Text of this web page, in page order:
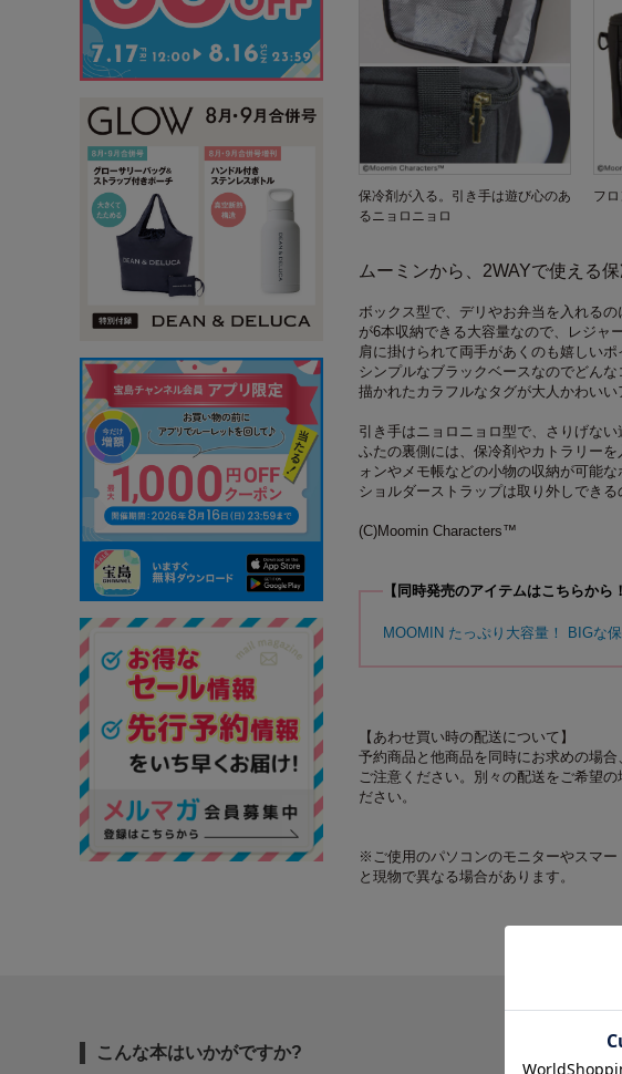
保冷剤が入る。引き手は遊び心のあ
るニョロニョロ
フ
ムーミンから、2WAYで使える
ボックス型で、デリやお弁当を入れる
が6本収納できる大容量なので、レジャ
肩に掛けられて両手があくのも嬉しいポ
シンプルなブラックベースなのでどん
描かれたカラフルなタグが大人かわい
引き手はニョロニョロ型で、さりげない
ふたの裏側には、保冷剤やカトラリー
ォンやメモ帳などの小物の収納が可能
ショルダーストラップは取り外しでき
(C)Moomin Characters™
【同時発売のアイテムはこちらから
MOOMIN たっぷり大容量！ BIGな
【あわせ買い時の配送について】
予約商品と他商品を同時にお求めの場
ご注意ください。別々の配送をご希望
ださい。
※ご使用のパソコンのモニターやスマ
と現物で異なる場合があります。
こんな本はいかがですか?